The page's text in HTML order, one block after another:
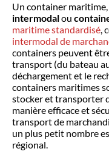
Un container
intermodalou
maritime standardisé,
intermodal de
containers peuvent
transport (du bateau
déchargement et le
containers maritimes
stocker et transporter
manière efficace et
transport de
un plus petit nombre
régional.